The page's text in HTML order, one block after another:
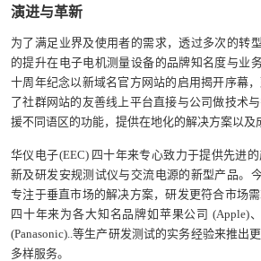
演进与革新
为了满足业界及使用者的需求，透过多次的转
的提升在电子电机测量设备的品牌知名度与业
十周年纪念以新域名官方网站的启用揭开序幕
了社群网站的友善线上平台直接与公司做技术
援不同语区的功能，提供在地化的解决方案以及
华仪电子(EEC) 四十年来专心致力于提供先进
新及研发安规测试仪与交流电源的新型产品。
专注于垂直市场的解决方案，研发更符合市场
四十年来为各大知名品牌如苹果公司 (Apple)
(Panasonic)..等生产研发测试的实务经验来推出
多样服务。